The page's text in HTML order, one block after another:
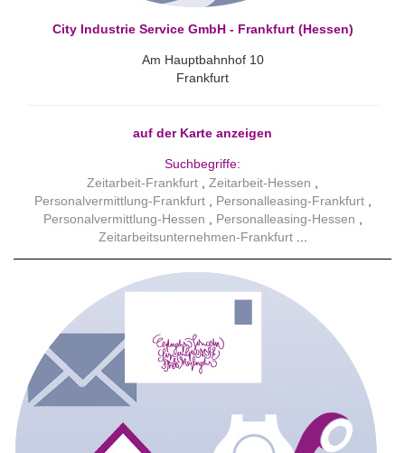
City Industrie Service GmbH - Frankfurt (Hessen)
Am Hauptbahnhof 10
Frankfurt
auf der Karte anzeigen
Suchbegriffe:
Zeitarbeit-Frankfurt
Zeitarbeit-Hessen
Personalvermittlung-Frankfurt
Personalleasing-Frankfurt
Personalvermittlung-Hessen
Personalleasing-Hessen
Zeitarbeitsunternehmen-Frankfurt